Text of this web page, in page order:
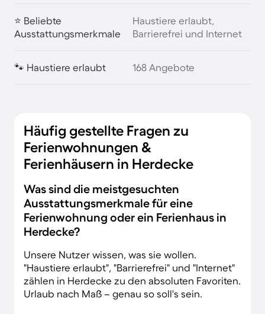
⭐ Beliebte
Ausstattungsmerkmale
Haustiere erlaubt,
Barrierefrei und Internet
🐾 Haustiere erlaubt 168 Angebote
Häufig gestellte Fragen zu
Ferienwohnungen &
Ferienhäusern in Herdecke
Was sind die meistgesuchten
Ausstattungsmerkmale für eine
Ferienwohnung oder ein Ferienhaus in
Herdecke?
Unsere Nutzer wissen, was sie wollen.
"Haustiere erlaubt", "Barrierefrei" und "Internet"
zählen in Herdecke zu den absoluten Favoriten.
Urlaub nach Maß – genau so soll's sein.